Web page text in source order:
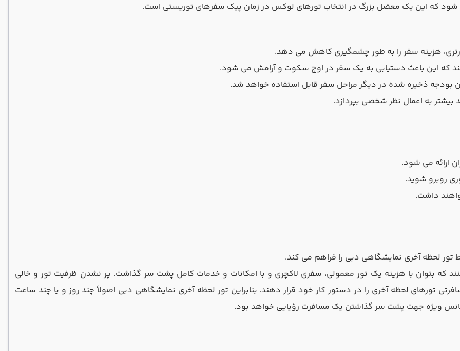
که این یک معضل بزرگ در انتخاب تورهای لوکس در زمان پیک سفرهای توریستی است.
هزینه سفر را به طور چشمگیری کاهش می دهد.
که این باعث دستیابی به یک سفر در اوج سکوت و آرامش می شود.
بودجه ذخیره شده در دیگر مراحل سفر قابل استفاده خواهد شد.
به اعمال نظر شخصی بپردازد.
ارائه می شود.
روبرو شوید.
داشت.
تور لحظه آخری نمایشگاهی دبی را فراهم می کند.
که بتوان با هزینه یک تور معمولی، سفری لاکچری و با امکانات و خدمات کامل پشت سر گذاشت. پر نشدن ظرفیت تور و خالی
تورهای لحظه آخری را در دستور کار خود قرار دهند. بنابراین تور لحظه آخری نمایشگاهی دبی اصولاً چند روز و یا چند ساعت
ویژه جهت پشت سر گذاشتن یک مسافرت رؤیایی خواهد بود.